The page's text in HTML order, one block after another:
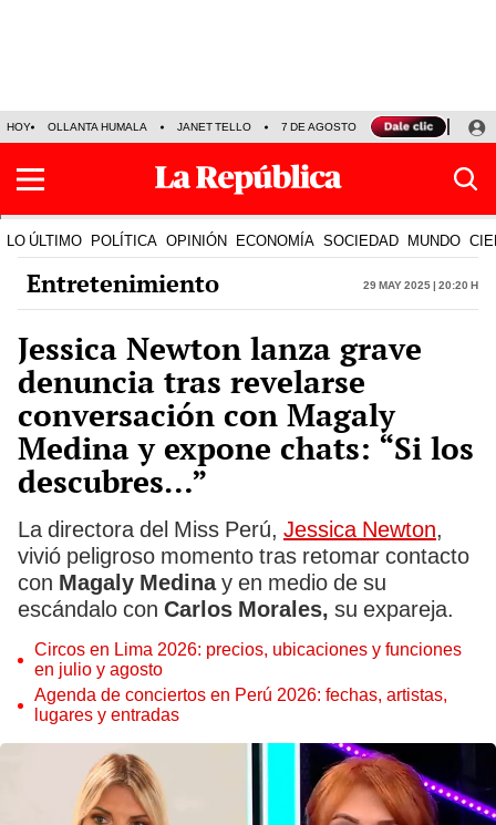
HOY OLLANTA HUMALA JANET TELLO 7 DE AGOSTO TINKA RESULTADOS
LO ÚLTIMO POLÍTICA OPINIÓN ECONOMÍA SOCIEDAD MUNDO
Entretenimiento 29 May 2025 | 20:20 h
Jessica Newton lanza grave
denuncia tras revelarse
conversación con Magaly
Medina y expone chats: “Si los
descubres…”
La directora del Miss Perú, Jessica Newton,
vivió peligroso momento tras retomar contacto
con Magaly Medinay en medio de su
escándalo con Carlos Morales, su expareja.
Circos en Lima 2026: precios, ubicaciones y funciones
en julio y agosto
Agenda de conciertos en Perú 2026: fechas, artistas,
lugares y entradas